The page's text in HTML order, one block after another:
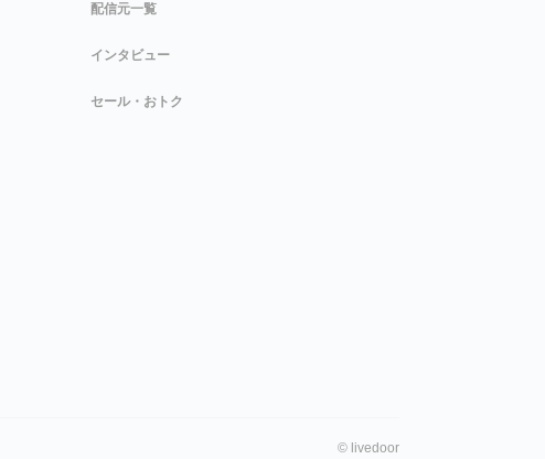
配信元一覧
インタビュー
セール・おトク
© livedoor